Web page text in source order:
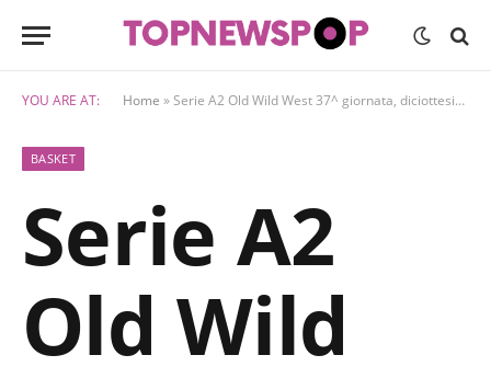
YOU ARE AT: Home »Serie A2 Old Wild West 37^ giornata, diciottesima di ritorno
BASKET
Serie A2
Old Wild